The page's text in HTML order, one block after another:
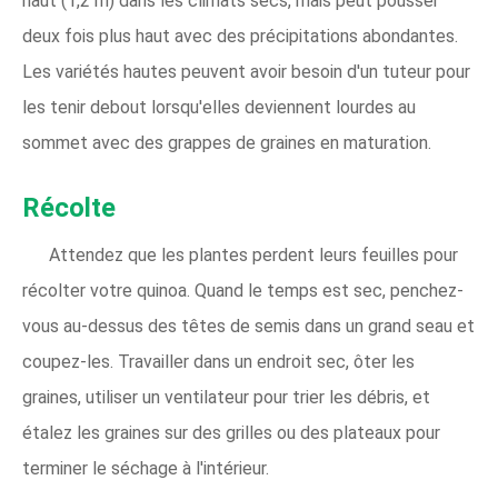
deux fois plus haut avec des précipitations abondantes.
Les variétés hautes peuvent avoir besoin d'un tuteur pour
les tenir debout lorsqu'elles deviennent lourdes au
sommet avec des grappes de graines en maturation.
Récolte
Attendez que les plantes perdent leurs feuilles pour
récolter votre quinoa. Quand le temps est sec, penchez-
vous au-dessus des têtes de semis dans un grand seau et
coupez-les. Travailler dans un endroit sec, ôter les
graines, utiliser un ventilateur pour trier les débris, et
étalez les graines sur des grilles ou des plateaux pour
terminer le séchage à l'intérieur.